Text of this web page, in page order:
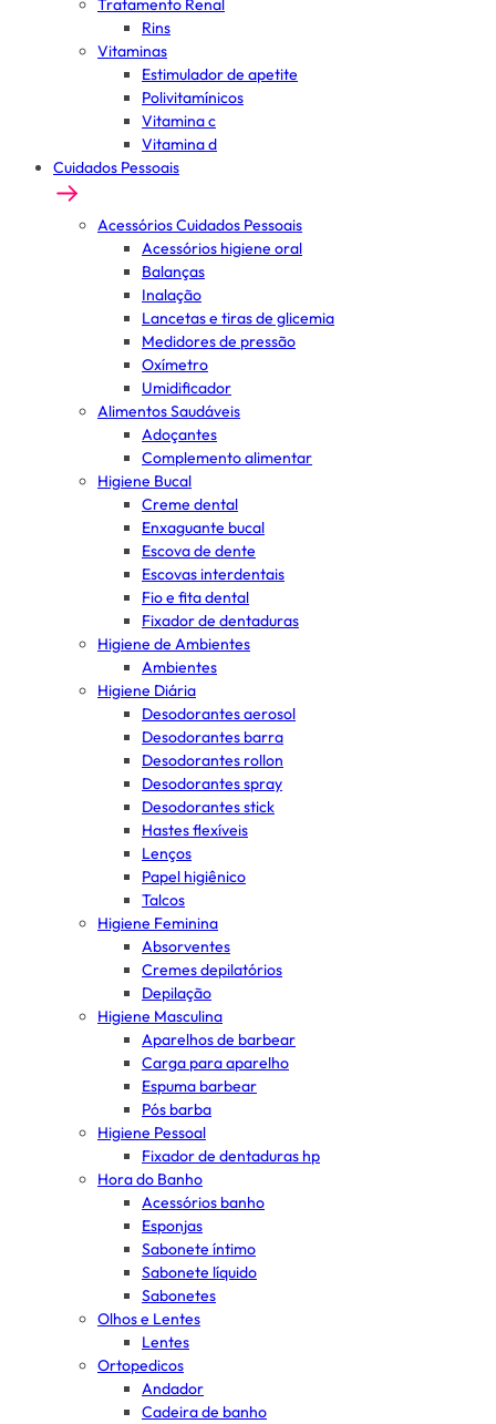
Tratamento Renal
Rins
Vitaminas
Estimulador de apetite
Polivitamínicos
Vitamina c
Vitamina d
Cuidados Pessoais
Acessórios Cuidados Pessoais
Acessórios higiene oral
Balanças
Inalação
Lancetas e tiras de glicemia
Medidores de pressão
Oxímetro
Umidificador
Alimentos Saudáveis
Adoçantes
Complemento alimentar
Higiene Bucal
Creme dental
Enxaguante bucal
Escova de dente
Escovas interdentais
Fio e fita dental
Fixador de dentaduras
Higiene de Ambientes
Ambientes
Higiene Diária
Desodorantes aerosol
Desodorantes barra
Desodorantes rollon
Desodorantes spray
Desodorantes stick
Hastes flexíveis
Lenços
Papel higiênico
Talcos
Higiene Feminina
Absorventes
Cremes depilatórios
Depilação
Higiene Masculina
Aparelhos de barbear
Carga para aparelho
Espuma barbear
Pós barba
Higiene Pessoal
Fixador de dentaduras hp
Hora do Banho
Acessórios banho
Esponjas
Sabonete íntimo
Sabonete líquido
Sabonetes
Olhos e Lentes
Lentes
Ortopedicos
Andador
Cadeira de banho